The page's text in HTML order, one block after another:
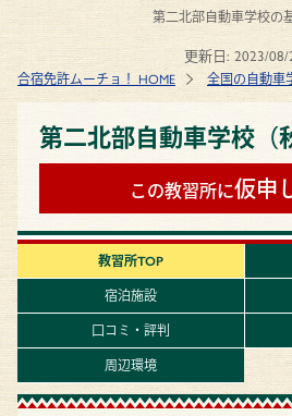
第二北部自動車学校の
更新日: 2023/08/
合宿免許ムーチョ！ HOME 全国の自動車
第二北部自動車学校（
この教習所に仮申
教習所TOP
宿泊施設
口コミ・評判
周辺環境